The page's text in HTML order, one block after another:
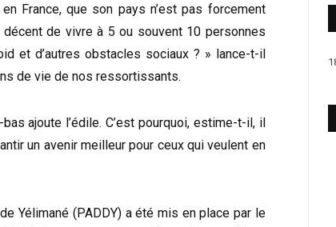
France, que son pays n’est pas forcement
décent de vivre à 5 ou souvent 10 personnes
et d’autres obstacles sociaux ? » lance-t-il
de vie de nos ressortissants.
ajoute l’édile. C’est pourquoi, estime-t-il, il
un avenir meilleur pour ceux qui veulent en
Yélimané (PADDY) a été mis en place par le